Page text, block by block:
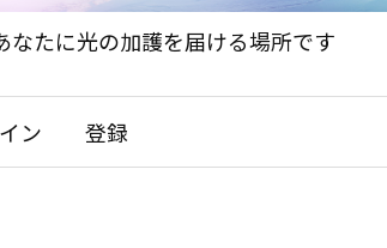
たに光の加護を届ける場所です
ン 登録